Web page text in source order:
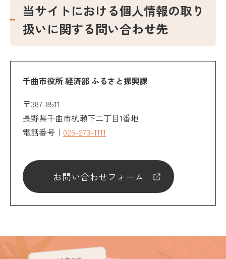
当サイトにおける個人情報の取り
扱いに関する問い合わせ先
千曲市役所 経済部 ふるさと振興課
〒387-8511
長野県千曲市杭瀬下二丁目1番地
電話番号｜ 026-273-1111
お問い合わせフォーム